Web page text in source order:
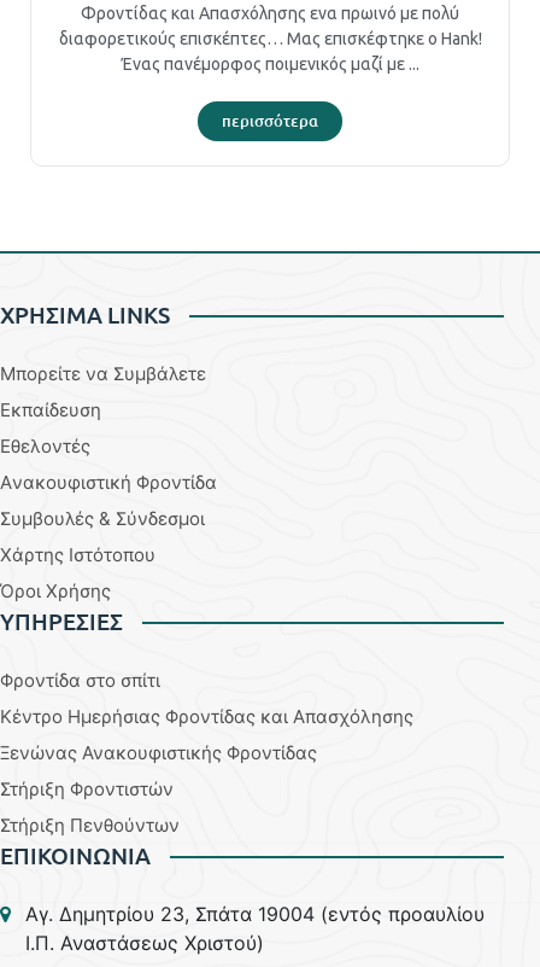
Φροντίδας και Απασχόλησης ενα πρωινό με πολύ
διαφορετικούς επισκέπτες… Μας επισκέφτηκε ο Hank!
Ένας πανέμορφος ποιμενικός μαζί με ...
περισσότερα
ΧΡΗΣΙΜΑ LINKS
Μπορείτε να Συμβάλετε
Εκπαίδευση
Εθελοντές
Aνακουφιστική Φροντίδα
Συμβουλές & Σύνδεσμοι
Χάρτης Ιστότοπου
Όροι Χρήσης
YΠΗΡΕΣΙΕΣ
Φροντίδα στο σπίτι
Κέντρο Ημερήσιας Φροντίδας και Απασχόλησης
Ξενώνας Ανακουφιστικής Φροντίδας
Στήριξη Φροντιστών
Στήριξη Πενθούντων
ΕΠΙΚΟΙΝΩΝΙΑ
Aγ. Δημητρίου 23, Σπάτα 19004 (εντός προαυλίου
Ι.Π. Αναστάσεως Χριστού)